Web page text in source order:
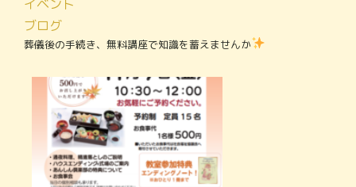
イベント
ブログ
葬儀後の手続き、無料講座で知識を蓄えませんか